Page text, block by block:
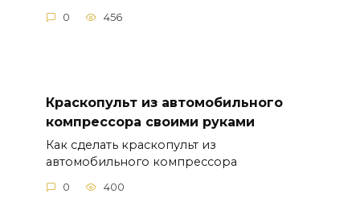
0 456
Краскопульт из автомобильного
компрессора своими руками
Как сделать краскопульт из
автомобильного компрессора
0 400